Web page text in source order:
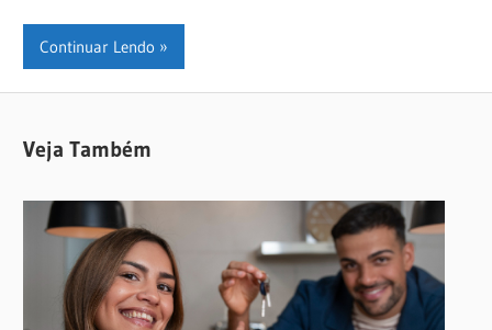
Continuar Lendo
Veja Também